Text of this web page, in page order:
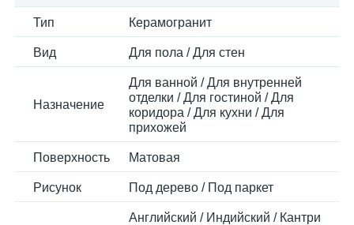
Тип Керамогранит
Вид Для пола / Для стен
Назначение
Для ванной / Для внутренней
отделки / Для гостиной / Для
коридора / Для кухни / Для
прихожей
Поверхность Матовая
Рисунок Под дерево / Под паркет
Английский / Индийский / Кантри